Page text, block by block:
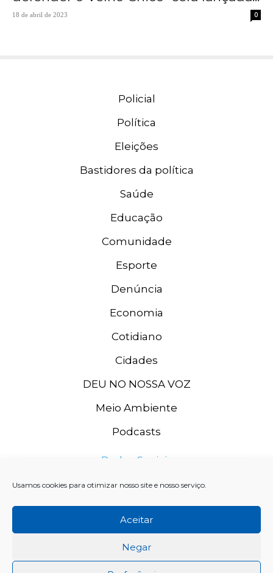
Usamos cookies para otimizar nosso site e nosso serviço.
Aceitar
Negar
18 de abril de 2023 0
Policial
Política
Eleições
Bastidores da política
Saúde
Educação
Comunidade
Esporte
Denúncia
Economia
Cotidiano
Cidades
DEU NO NOSSA VOZ
Meio Ambiente
Podcasts
Redes Sociais